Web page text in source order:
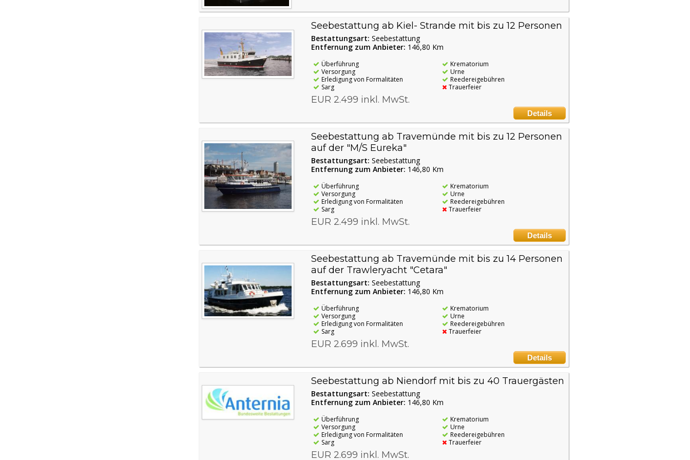
Seebestattung ab Kiel- Strande mit bis zu 12 Personen
Bestattungsart: Seebestattung
Entfernung zum Anbieter: 146,80 Km
Überführung
Versorgung
Erledigung von Formalitäten
Sarg
Krematorium
Urne
Reedereigebühren
Trauerfeier
EUR 2.499 inkl. MwSt.
Details
Seebestattung ab Travemünde mit bis zu 12 Personen
auf der "M/S Eureka"
Bestattungsart: Seebestattung
Entfernung zum Anbieter: 146,80 Km
Überführung
Versorgung
Erledigung von Formalitäten
Sarg
Krematorium
Urne
Reedereigebühren
Trauerfeier
EUR 2.499 inkl. MwSt.
Details
Seebestattung ab Travemünde mit bis zu 14 Personen
auf der Trawleryacht "Cetara"
Bestattungsart: Seebestattung
Entfernung zum Anbieter: 146,80 Km
Überführung
Versorgung
Erledigung von Formalitäten
Sarg
Krematorium
Urne
Reedereigebühren
Trauerfeier
EUR 2.699 inkl. MwSt.
Details
Seebestattung ab Niendorf mit bis zu 40 Trauergästen
Bestattungsart: Seebestattung
Entfernung zum Anbieter: 146,80 Km
Überführung
Versorgung
Erledigung von Formalitäten
Sarg
Krematorium
Urne
Reedereigebühren
Trauerfeier
EUR 2.699 inkl. MwSt.